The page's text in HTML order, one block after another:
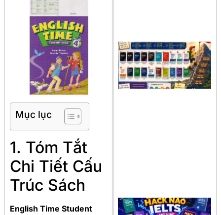
Mục lục
1. Tóm Tắt
Chi Tiết Cấu
Trúc Sách
English Time Student